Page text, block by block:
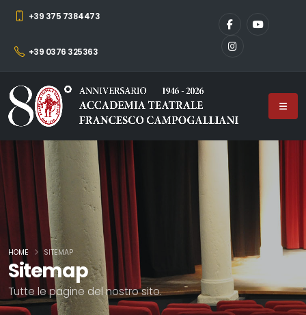
+39 375 7384473
+39 0376 325363
Sitemap
Tutte le pagine del nostro sito.
HOME SITEMAP